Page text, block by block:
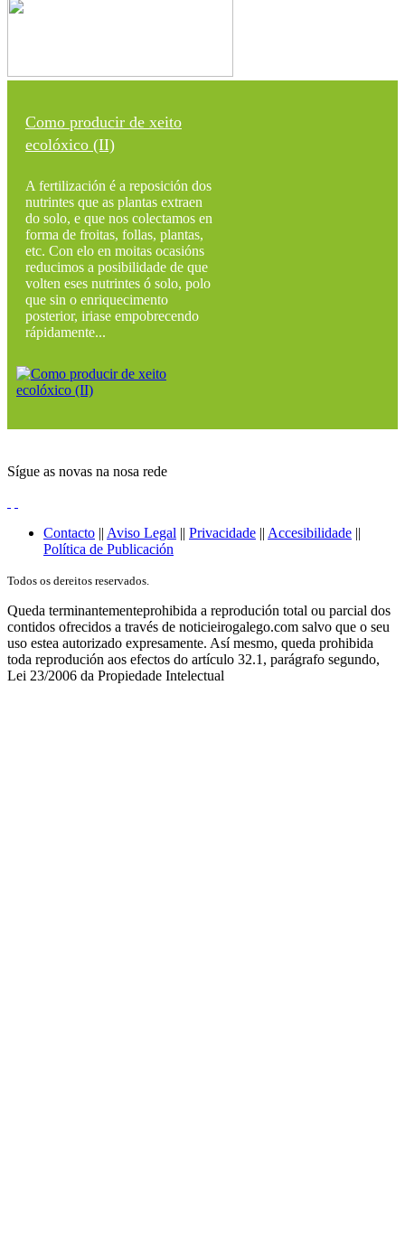
Como producir de xeito
ecolóxico (II)
A fertilización é a reposición dos
nutrintes que as plantas extraen
do solo, e que nos colectamos en
forma de froitas, follas, plantas,
etc. Con elo en moitas ocasións
reducimos a posibilidade de que
volten eses nutrintes ó solo, polo
que sin o enriquecimento
posterior, iriase empobrecendo
rápidamente...
Sígue as novas na nosa rede
Contacto || Aviso Legal || Privacidade || Accesibilidade ||
Política de Publicación
Todos os dereitos reservados.
Queda terminantementeprohibida a reprodución total ou parcial dos
contidos ofrecidos a través de noticieirogalego.com salvo que o seu
uso estea autorizado expresamente. Así mesmo, queda prohibida
toda reprodución aos efectos do artículo 32.1, parágrafo segundo,
Lei 23/2006 da Propiedade Intelectual